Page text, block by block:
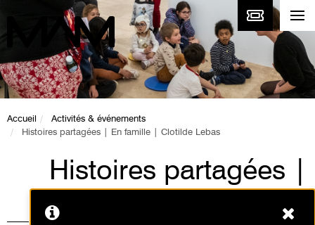
Accueil
Activités & événements
Histoires partagées | En famille | Clotilde Lebas
Histoires partagées |
En famille | Clotilde